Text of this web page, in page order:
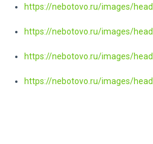
https://nebotovo.ru/images/
https://nebotovo.ru/images/
https://nebotovo.ru/images/
https://nebotovo.ru/images/